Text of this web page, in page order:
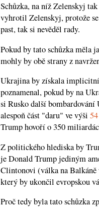
Schůzka, na níž Zelenskyj
vyhrotil Zelenskyj, protože
past, tak si nevěděl rady.
Pokud by tato schůzka měla
mohly by obě strany z
Ukrajina by získala
poznamenal, pokud by na
si Rusko další
alespoň část "daru" ve výši 54
Trump hovoří o 350
Z politického hlediska by
je Donald Trump jediným
Clintonovi (válka na Balkáně
který by ukončil evropskou
Proč tedy byla tato schůzka